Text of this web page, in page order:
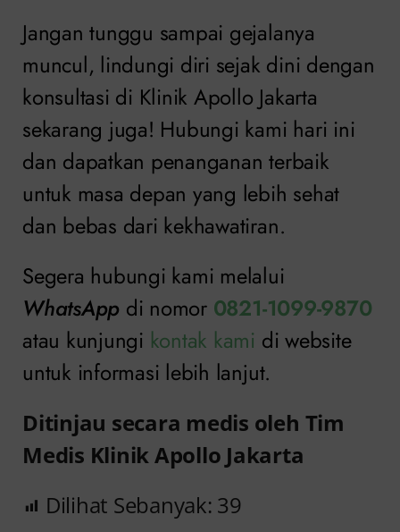
Jangan tunggu sampai gejalanya
muncul, lindungi diri sejak dini dengan
konsultasi di Klinik Apollo Jakarta
sekarang juga! Hubungi kami hari ini
dan dapatkan penanganan terbaik
untuk masa depan yang lebih sehat
dan bebas dari kekhawatiran.
Segera hubungi kami melalui
WhatsApp di nomor 0821-1099-9870
atau kunjungi kontak kami di website
untuk informasi lebih lanjut.
Ditinjau secara medis oleh Tim
Medis Klinik Apollo Jakarta
Dilihat Sebanyak: 39